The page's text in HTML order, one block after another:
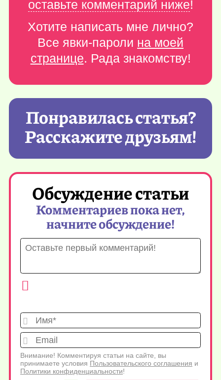
оставьте комментарий ниже!
Хотите написать мне лично?
Все явки-пароли на моей
странице. Рада знакомству!
Понравилась статья?
Расскажите друзьям!
Обсуждение статьи
Комментариев пока нет,
начните обсуждение!
Имя*
Внимание! Комментируя статьи на сайте, вы
принимаете условия Пользовательского соглашения и
Политики конфиденциальности!